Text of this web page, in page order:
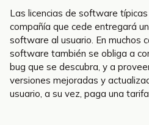
Las licencias de software
compañía que cede entregará
software al usuario. En muchos
software también se obliga a
bug que se descubra, y a
versiones mejoradas y
usuario, a su vez, paga una